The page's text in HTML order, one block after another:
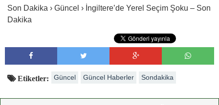
Son Dakika › Güncel › İngiltere’de Yerel Seçim Şoku – Son
Dakika
Etiketler: Güncel Güncel Haberler Sondakika